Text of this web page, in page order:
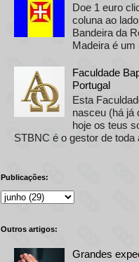
Doe 1 euro
coluna ao
Bandeira da
Madeira é um
Faculdade
Portugal
Esta
nasceu (há já
hoje os teus
STBNC é o gestor de toda
Publicações:
Outros artigos:
Grandes